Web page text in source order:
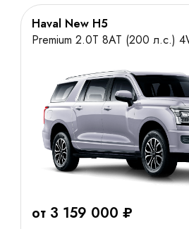
Haval New H5
Premium 2.0T 8AT (200 л.с.)
от 3 159 000 ₽